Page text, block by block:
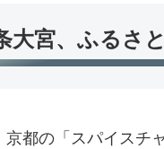
大宮、ふるさ
京都の「スパイスチ